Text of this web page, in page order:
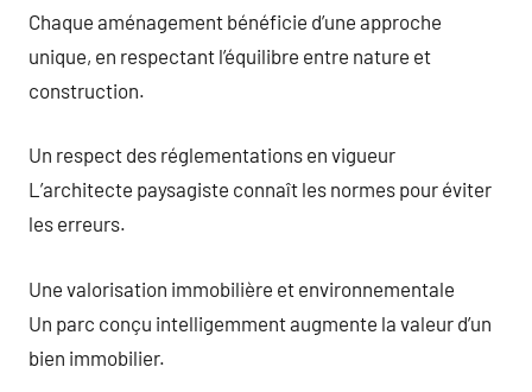
Chaque aménagement bénéficie d’une approche
unique, en respectant l’équilibre entre nature et
construction.
Un respect des réglementations en vigueur
L’architecte paysagiste connaît les normes pour éviter
les erreurs.
Une valorisation immobilière et environnementale
Un parc conçu intelligemment augmente la valeur d’un
bien immobilier.